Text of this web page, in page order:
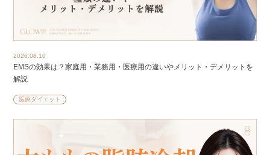
2026.08.10
EMSの効果は？家庭用・業務用・医療用の違いやメリット・デメリットを
解説
医療ダイエット